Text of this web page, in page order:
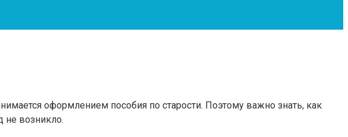
оформлением пособия по старости. Поэтому важно знать, как
не возникло.